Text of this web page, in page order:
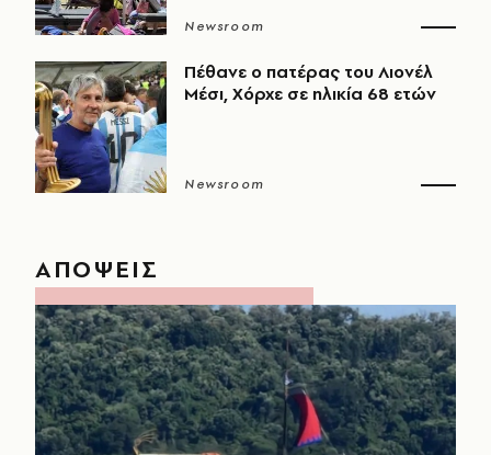
Newsroom
Πέθανε ο πατέρας του Λιονέλ
Μέσι, Χόρχε σε ηλικία 68 ετών
Newsroom
ΑΠΟΨΕΙΣ